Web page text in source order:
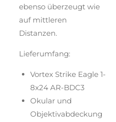
ebenso überzeugt wie
auf mittleren
Distanzen.
Lieferumfang:
Vortex Strike Eagle 1-
8x24 AR-BDC3
Okular und
Objektivabdeckung